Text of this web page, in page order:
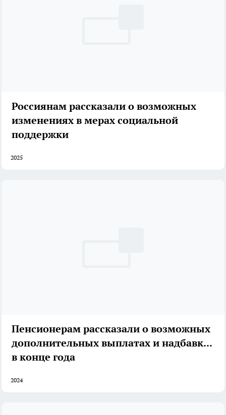
Россиянам рассказали о возможных
изменениях в мерах социальной
поддержки
2025
Пенсионерам рассказали о возможных
дополнительных выплатах и надбавках
в конце года
2024